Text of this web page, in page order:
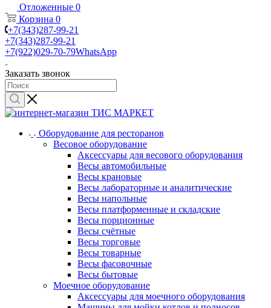
Отложенные 0
Корзина 0
+7(343)287-99-21
+7(343)287-99-21
+7(922)029-70-79WhatsApp
Заказать звонок
Оборудование для ресторанов
Весовое оборудование
Аксессуары для весового оборудования
Весы автомобильные
Весы крановые
Весы лабораторные и аналитические
Весы напольные
Весы платформенные и складские
Весы порционные
Весы счётные
Весы торговые
Весы товарные
Весы фасовочные
Весы бытовые
Моечное оборудование
Аксессуары для моечного оборудования